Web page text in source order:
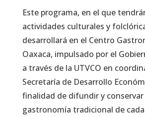
Este programa, en el que
actividades culturales y
desarrollará en el Centro
Oaxaca, impulsado por el
a través de la UTVCO en
Secretaría de Desarrollo
finalidad de difundir y conservar
gastronomía tradicional de